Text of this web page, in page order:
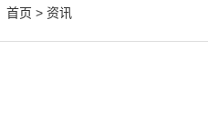
首页 > 资讯